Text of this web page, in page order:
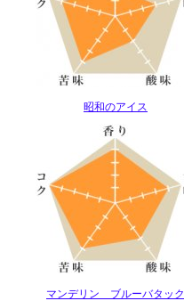
昭和のアイス
マンデリン ブルーバタック